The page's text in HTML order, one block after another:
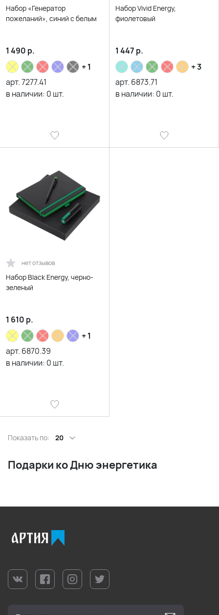
Набор «Генератор
пожеланий», синий c белым
1 490 р.
+ 1
арт.7277.41
в наличии: 0 шт.
Набор Vivid Energy,
фиолетовый
1 447 р.
+ 3
арт. 6873.71
в наличии: 0 шт.
нет отзывов
Набор Black Energy, черно-
зеленый
1 610 р.
+ 1
арт. 6870.39
в наличии: 0 шт.
Показать по: 20
Подарки ко Дню энергетика